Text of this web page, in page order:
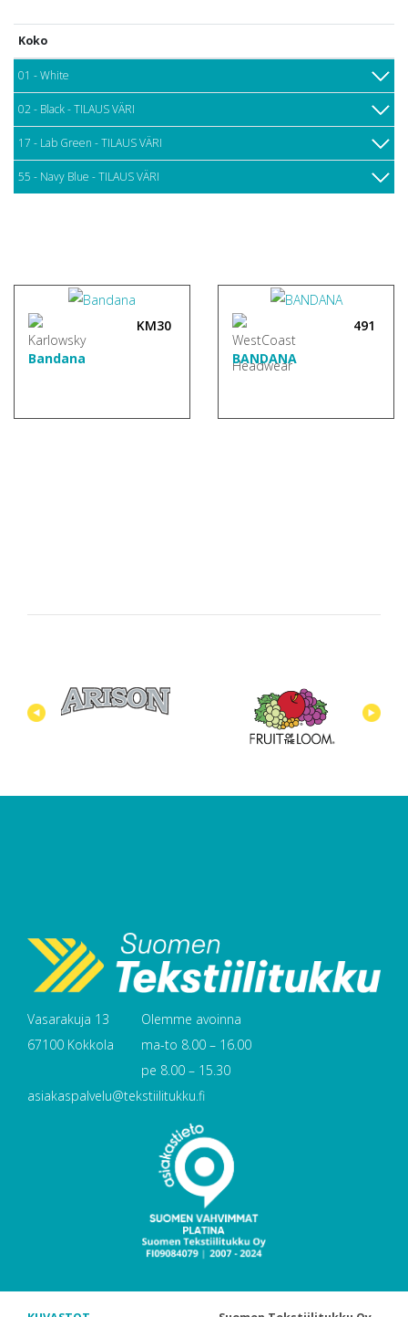
Koko
01 - White
02 - Black - TILAUS VÄRI
17 - Lab Green - TILAUS VÄRI
55 - Navy Blue - TILAUS VÄRI
KM30
Bandana
491
BANDANA
Vasarakuja 13
67100 Kokkola
Olemme avoinna
ma-to 8.00 – 16.00
pe 8.00 – 15.30
asiakaspalvelu@tekstiilitukku.fi